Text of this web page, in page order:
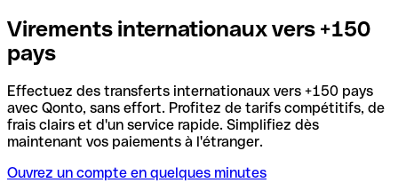
Virements internationaux vers +150
pays
Effectuez des transferts internationaux vers +150 pays
avec Qonto, sans effort. Profitez de tarifs compétitifs, de
frais clairs et d'un service rapide. Simplifiez dès
maintenant vos paiements à l'étranger.
Ouvrez un compte en quelques minutes